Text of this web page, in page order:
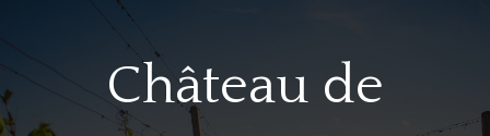
Château de